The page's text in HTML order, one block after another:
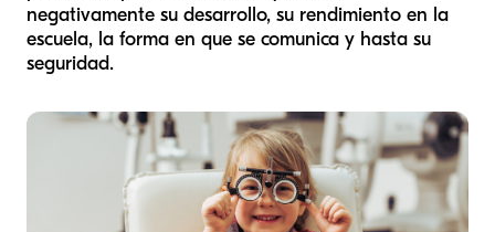
negativamente su desarrollo, su rendimiento en la
escuela, la forma en que se comunica y hasta su
seguridad.